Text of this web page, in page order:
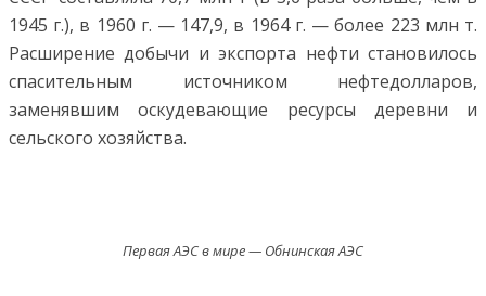
1945 г.), в 1960 г. — 147,9, в 1964 г. — более 223 млн т.
Расширение добычи и экспорта нефти становилось
спасительным источником нефтедолларов,
заменявшим оскудевающие ресурсы деревни и
сельского хозяйства.
Первая АЭС в мире — Обнинская АЭС